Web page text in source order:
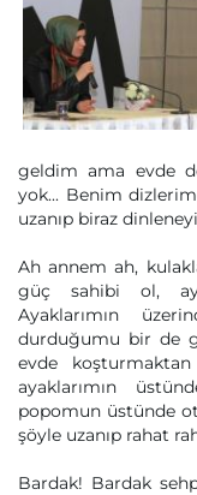
geldim ama evde
yok... Benim
uzanıp biraz
Ah annem ah,
güç sahibi ol,
Ayaklarımın
durduğumu bir de
evde
ayaklarımın
popomun üstünde
şöyle uzanıp rahat
Bardak! Bardak